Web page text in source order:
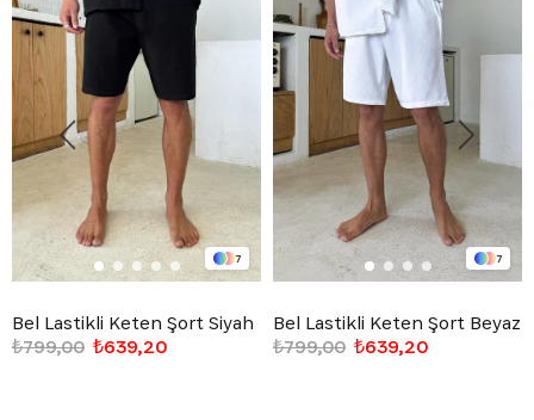
7
Bel Lastikli Keten Şort Siyah
₺639,20
₺799,00
7
Bel Lastikli Keten Şort Beyaz
₺639,20
₺799,00